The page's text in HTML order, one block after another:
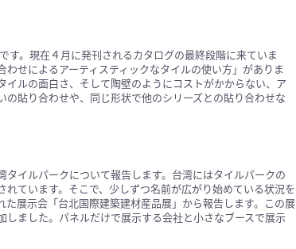
。現在４月に発刊されるカタログの最終段階に来ていま
せによるアーティスティックなタイルの使い方」がありま
イルの面白さ、そして陶壁のようにコストがかからない、ア
貼り合わせや、同じ形状で他のシリーズとの貼り合わせな
イルパークについて報告します。台湾にはタイルパークの
ています。そこで、少しずつ名前が広がり始めている状況を
展示会「台北国際建築建材産品展」から報告します。この展
ました。パネルだけで展示する会社と小さなブースで展示